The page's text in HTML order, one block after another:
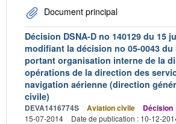
Document principal
Décision DSNA-D no 140129 du 15
modifiant la décision no 05-0043 du
portant organisation interne de la
opérations de la direction des
navigation aérienne (direction
civile)
DEVA1416774S Aviation civile Décision
15-07-2014
Date de publication : 10-12-